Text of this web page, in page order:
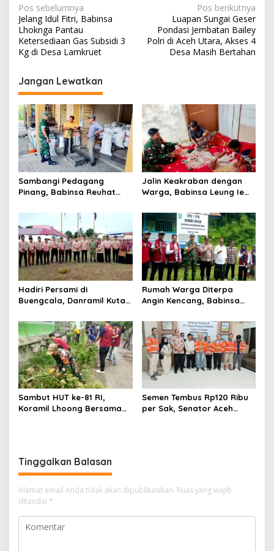
N
a
v
g
a
s
i
p
o
s
Pos sebelumnya
Jelang Idul Fitri, Babinsa
Lhoknga Pantau
Ketersediaan Gas Subsidi 3
Kg di Desa Lamkruet
Pos berikutnya
Luapan Sungai Geser
Pondasi Jembatan Bailey
Polri di Aceh Utara, Akses 4
Desa Masih Bertahan
Jangan Lewatkan
Sambangi Pedagang
Pinang, Babinsa Reuhat
dengan Warga
Jalin Keakraban dengan
Warga, Babinsa Leung Ie
Wilayah Binaan
Hadiri Persami di
Buengcala, Danramil Kuta
Kebersamaan Generasi
Muda
Rumah Warga Diterpa
Angin Kencang, Babinsa
Penyaluran Bantuan Masa
Panik
Sambut HUT ke-81 RI,
Koramil Lhoong Bersama
Semen Tembus Rp120 Ribu
per Sak, Senator Aceh
Tinggalkan Balasan
Alamat email Anda tidak akan dipublikasikan. Ruas yang wajib
ditandai *